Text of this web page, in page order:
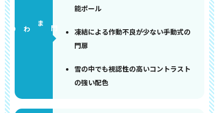
門まわり
能ポール
凍結による作動不良が少ない手動式の
門扉
雪の中でも視認性の高いコントラスト
の強い配色